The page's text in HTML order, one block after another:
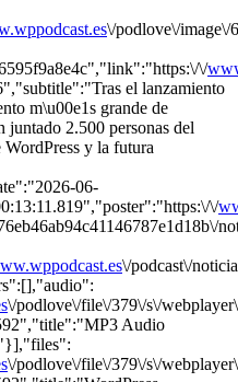
\/podlove\/image\/
\/
el lanzamiento
m\u00e1s grande de
juntado 2.500 personas del
WordPress y la futura
06-
\/
\/podcast\/
\/podlove\/file\/379\/s\/
Audio
\/podlove\/file\/379\/s\/